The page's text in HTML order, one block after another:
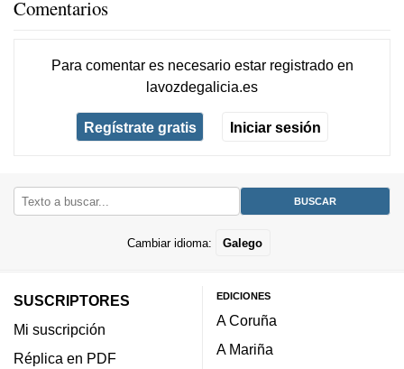
Comentarios
Para comentar es necesario estar registradoen
lavozdegalicia.es
Regístrate gratis Iniciar sesión
Cambiar idioma: Galego
SUSCRIPTORES
Mi suscripción
Réplica en PDF
EDICIONES
A Coruña
A Mariña